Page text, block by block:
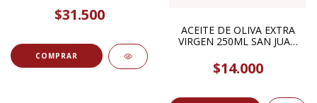
$31.500
ACEITE DE OLIVA EXTRA
VIRGEN 250ML SAN JUAN
$14.000